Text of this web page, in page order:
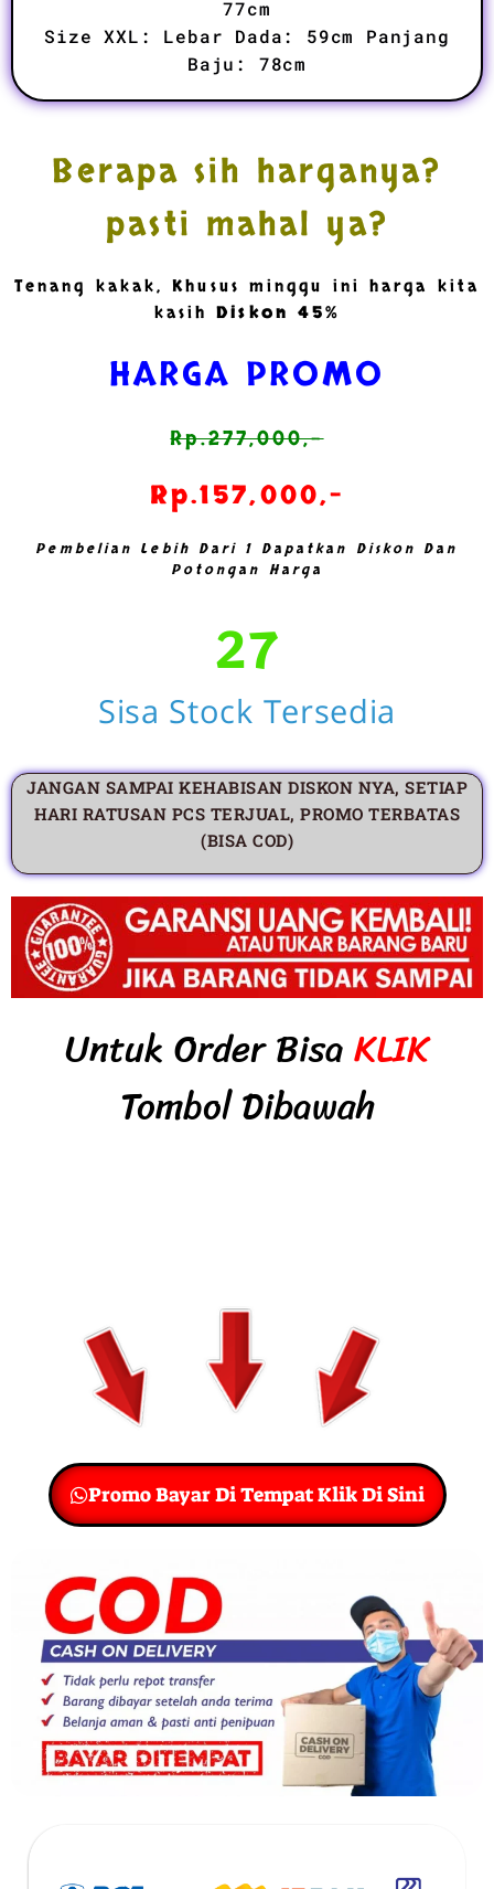
77cm
Size XXL: Lebar Dada: 59cm Panjang
Baju: 78cm
Berapa sih harganya?
pasti mahal ya?
Tenang kakak, Khusus minggu ini harga kita
kasihDiskon 45%
HARGA PROMO
Rp.277,000,-
Rp.157,000,-
Pembelian Lebih Dari 1 Dapatkan Diskon Dan
Potongan Harga
Sisa Stock Tersedia
27
JANGAN SAMPAI KEHABISAN DISKON NYA, SETIAP
HARI RATUSAN PCS TERJUAL, PROMO TERBATAS
(BISA COD)
Untuk Order BisaKLIK
Tombol Dibawah
Promo Bayar Di Tempat Klik Di Sini